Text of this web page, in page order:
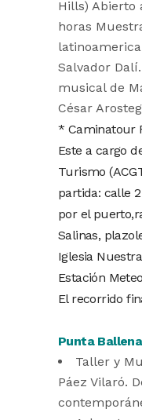
Hills) Abierto
horas
Salvador
musical de
César
* Caminatour
Este a cargo
Turismo
partida: calle
por el
Salinas,
Iglesia
Estación
El recorrido
Punta
Taller y
Páez Vilaró.